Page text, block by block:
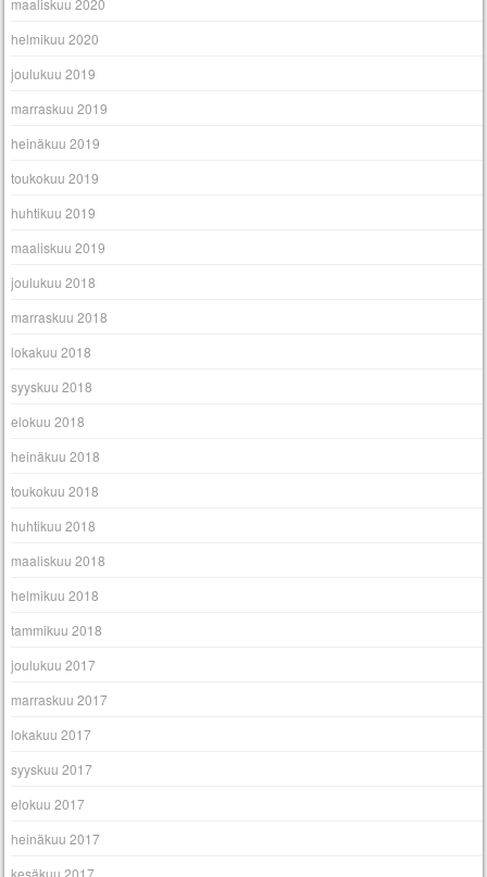
helmikuu 2020
joulukuu 2019
marraskuu 2019
heinäkuu 2019
toukokuu 2019
huhtikuu 2019
maaliskuu 2019
joulukuu 2018
marraskuu 2018
lokakuu 2018
syyskuu 2018
elokuu 2018
heinäkuu 2018
toukokuu 2018
huhtikuu 2018
maaliskuu 2018
helmikuu 2018
tammikuu 2018
joulukuu 2017
marraskuu 2017
lokakuu 2017
syyskuu 2017
elokuu 2017
heinäkuu 2017
kesäkuu 2017